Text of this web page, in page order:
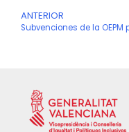
Ant
ANTERIOR